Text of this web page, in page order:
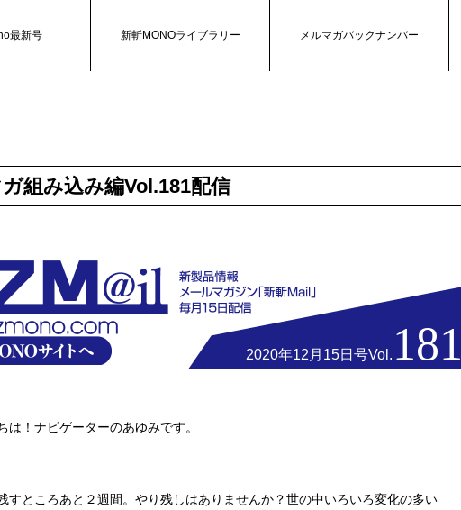
最新号 新斬MONOライブラリー メルマガバックナンバー
組み込み編Vol.181配信
2020年12月15日号Vol. 181
は！ナビゲーターのあゆみです。
すところあと２週間。やり残しはありませんか？世の中いろいろ変化の多い